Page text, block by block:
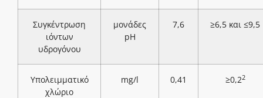
Συγκέντρωση
ιόντων
υδρογόνου
μονάδες
pH
7,6 ≥6,5 και ≤9,5
Υπολειμματικό
χλώριο
mg/l 0,41 ≥0,22